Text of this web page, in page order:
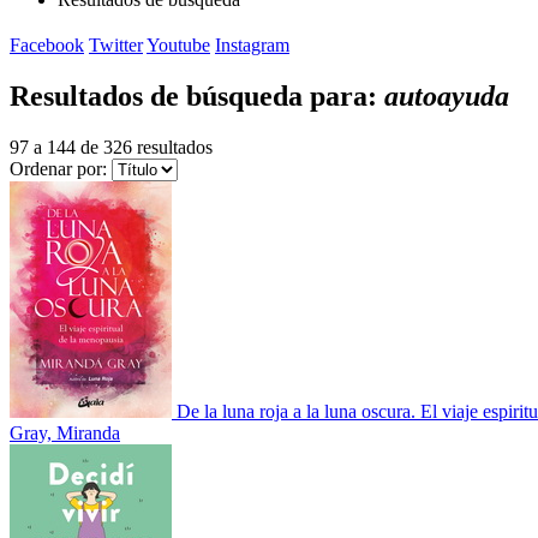
Facebook TwitterYoutube Instagram
Resultados de búsqueda para: autoayuda
97 a 144 de 326 resultados
Ordenar por:
De la luna roja a la luna oscura. El viaje
Gray, Miranda